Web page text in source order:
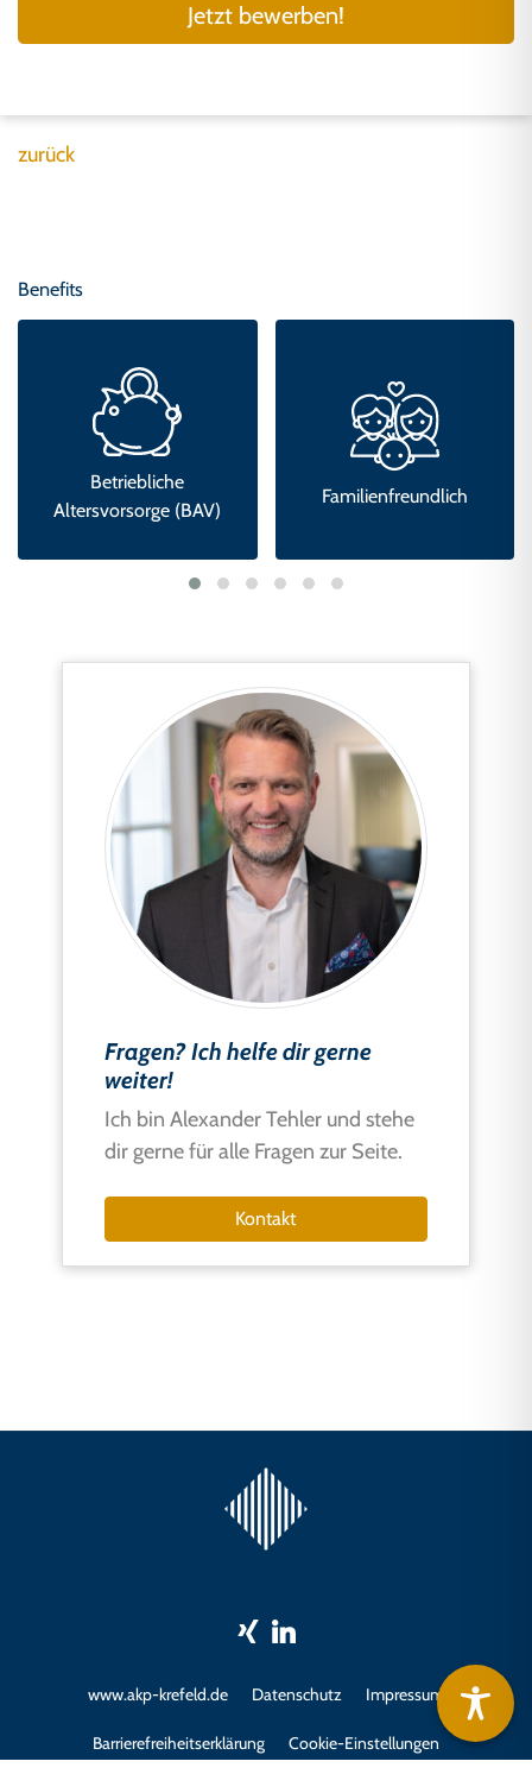
Jetzt bewerben!
zurück
Benefits
Familienfreundlich Feedbackkultur
Fragen? Ich helfe dir gerne
weiter!
Ich bin Alexander Tehler und stehe
dir gerne für alle Fragen zur Seite.
Kontakt
www.akp-krefeld.de Datenschutz Impressum
Barrierefreiheitserklärung Cookie-Einstellungen